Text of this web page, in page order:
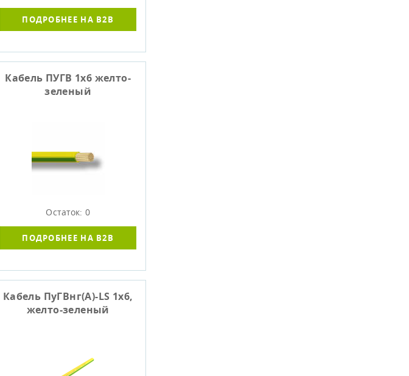
ПОДРОБНЕЕ НА B2B
Кабель ПУГВ 1х6 желто-
зеленый
Остаток: 0
ПОДРОБНЕЕ НА B2B
Кабель ПуГВнг(A)-LS 1x6,
желто-зеленый